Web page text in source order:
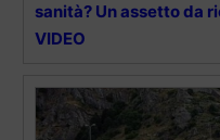
sanità? Un assetto da
VIDEO